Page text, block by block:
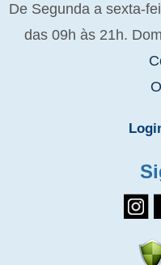
De Segunda a sexta-
das 09h às 21h.